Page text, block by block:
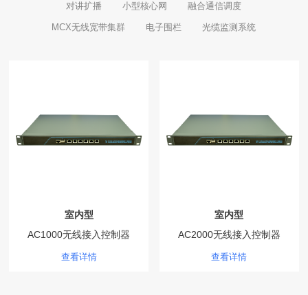
对讲扩播 小型核心网 融合通信调度
MCX无线宽带集群 电子围栏 光缆监测系统
室内型
AC1000无线接入控制器
查看详情
室内型
AC2000无线接入控制器
查看详情